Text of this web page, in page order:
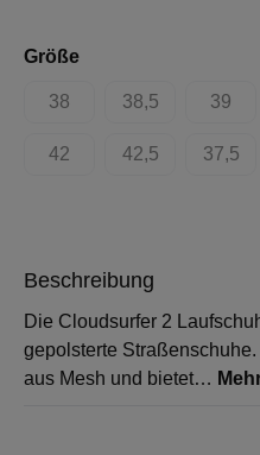
Größeauswählen
38
(Diese Option ist zurzeit
38,5
(Diese Option
39
42
(Diese Option ist zurzeit
42,5
(Diese Option
37,5
Beschreibung
Die Cloudsurfer 2
gepolsterte
aus Mesh und bietet…